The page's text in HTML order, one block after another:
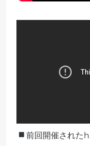
前回開催された